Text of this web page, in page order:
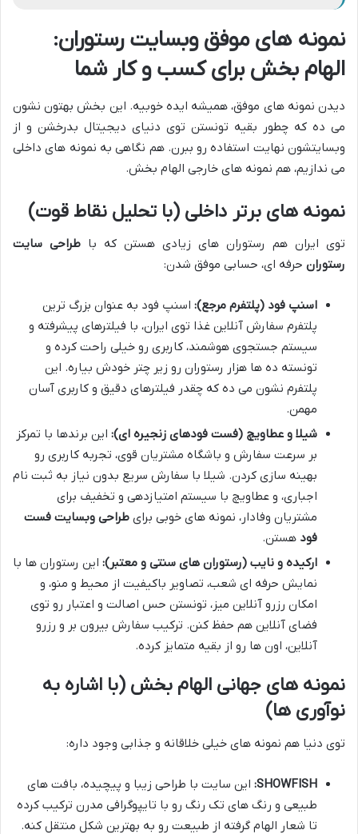
نمونه های موفق وبسایت رستوران:
الهام بخش برای کسب و کار شما
دیدن نمونه های موفق، همیشه ایده خوبیه. این بخش بهتون نشون
می ده که چطور بقیه تونستن توی دنیای دیجیتال بدرخشن و از
وبسایتشون نهایت استفاده رو ببرن. هم نگاهی به نمونه های داخلی
می ندازیم، هم نمونه های خارجی الهام بخش.
نمونه های برتر داخلی (با تحلیل نقاط قوت)
توی ایران هم رستوران های زیادی هستن که با طراحی سایت
رستوران حرفه ای، حسابی موفق شدن:
اسنپ فود (پلتفرم مرجع): اسنپ فود به عنوان بزرگ ترین
پلتفرم سفارش آنلاین غذا توی ایران، با فیلترهای پیشرفته و
سیستم جستجوی هوشمند، کاربری رو خیلی راحت کرده و
تونسته ده ها هزار رستوران رو زیر چتر خودش بیاره. این
پلتفرم نشون می ده که چقدر فیلترهای دقیق و کاربری آسان
مهمن.
شیلا و عطاویچ (فست فودهای زنجیره ای): این برندها با تمرکز
بر سرعت سفارش و باشگاه مشتریان قوی، تجربه کاربری رو
بهینه سازی کردن. شیلا با سفارش سریع بدون نیاز به ثبت نام
اجباری، و عطاویچ با سیستم امتیازدهی و تخفیف برای
مشتریان وفادار، نمونه های خوبی برای طراحی وبسایت فست
فود هستن.
ارکیده و نایب (رستوران های سنتی و معتبر): این رستوران ها با
نمایش حرفه ای شعب، تصاویر باکیفیت از محیط و منو، و
امکان رزرو آنلاین میز، تونستن حس اصالت و اعتبار رو توی
فضای آنلاین هم حفظ کنن. ترکیب سفارش بیرون بر و رزرو
آنلاین، اون ها رو از بقیه متمایز کرده.
نمونه های جهانی الهام بخش (با اشاره به
نوآوری ها)
توی دنیا هم نمونه های خیلی خلاقانه و جذابی وجود داره:
SHOWFISH: این سایت با طراحی زیبا و پیچیده، بافت های
طبیعی و رنگ های تک رنگ رو با تایپوگرافی مدرن ترکیب کرده
تا شعار الهام گرفته از طبیعت رو به بهترین شکل منتقل کنه.